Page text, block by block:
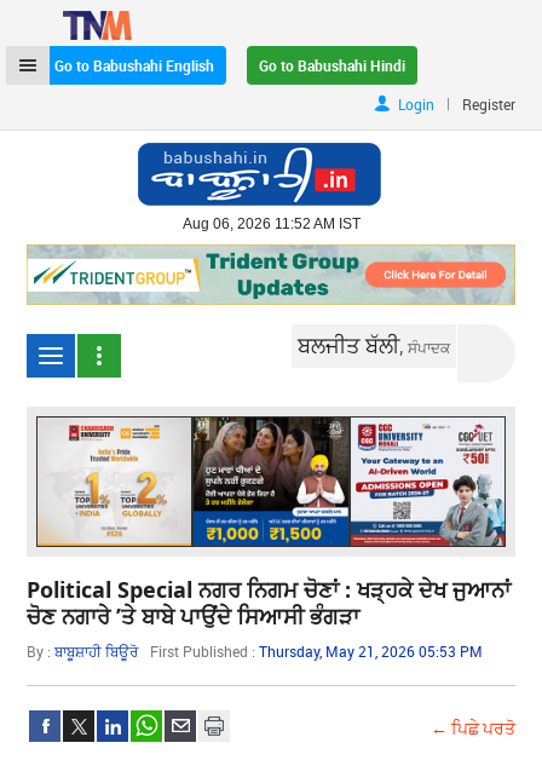
Go to Babushahi English
Go to Babushahi Hindi
Login
| Register
Aug 06, 2026 11:52 AM IST
ਬਲਜੀਤ ਬੱਲੀ,ਸੰਪਾਦਕ
Political Special ਨਗਰ ਨਿਗਮ ਚੋਣਾਂ : ਖੜ੍ਹਕੇ ਦੇਖ ਜੁਆਨਾਂ
ਚੋਣ ਨਗਾਰੇ ’ਤੇ ਬਾਬੇ ਪਾਉਂਦੇ ਸਿਆਸੀ ਭੰਗੜਾ
By :ਬਾਬੂਸ਼ਾਹੀ ਬਿਊਰੋ First Published :Thursday, May 21, 2026 05:53 PM
← ਪਿਛੇ ਪਰਤੋ